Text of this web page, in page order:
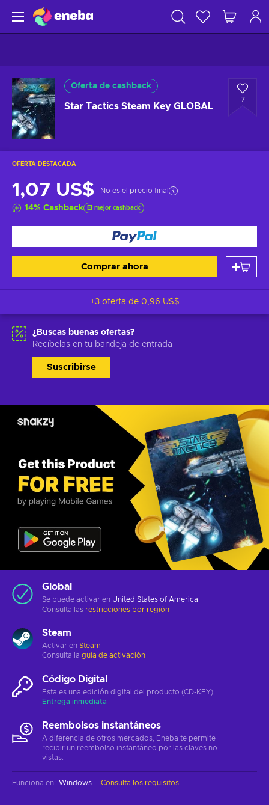
Oferta de cashback
Star Tactics Steam Key GLOBAL
7
OFERTA DESTACADA
1,07 US$ No es el precio final
14% Cashback El mejor cashback
Comprar ahora
+3 oferta de 0,96 US$
¿Buscas buenas ofertas?
Recíbelas en tu bandeja de entrada
Suscribirse
Global
Se puede activar en United States of America
Consulta las restricciones por región
Steam
Activar en Steam
Consulta la guía de activación
Código Digital
Esta es una edición digital del producto (CD-KEY)
Entrega inmediata
Reembolsos instantáneos
A diferencia de otros mercados, Eneba te permite
recibir un reembolso instantáneo por las claves no
vistas.
Funciona en: Windows Consulta los requisitos